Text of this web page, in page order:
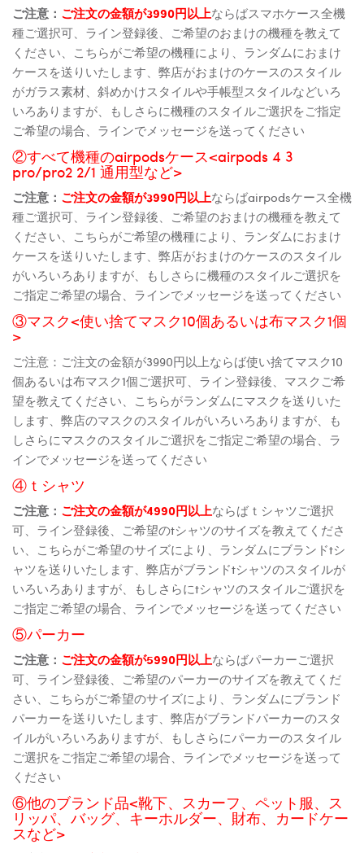
ご注意： ご注文の金額が3990円以上ならばスマホケース全機
種ご選択可、ライン登録後、ご希望のおまけの機種を教えて
ください、こちらがご希望の機種により、ランダムにおまけ
ケースを送りいたします、弊店がおまけのケースのスタイル
がガラス素材、斜めかけスタイルや手帳型スタイルなどいろ
いろありますが、もしさらに機種のスタイルご選択をご指定
ご希望の場合、ラインでメッセージを送ってください
②すべて機種のairpodsケース<airpods 4 3
pro/pro2 2/1 通用型など>
ご注意： ご注文の金額が3990円以上ならばairpodsケース全機
種ご選択可、ライン登録後、ご希望のおまけの機種を教えて
ください、こちらがご希望の機種により、ランダムにおまけ
ケースを送りいたします、弊店がおまけのケースのスタイル
がいろいろありますが、もしさらに機種のスタイルご選択を
ご指定ご希望の場合、ラインでメッセージを送ってください
③マスク<使い捨てマスク10個あるいは布マスク1個
>
ご注意：ご注文の金額が3990円以上ならば使い捨てマスク10
個あるいは布マスク1個ご選択可、ライン登録後、マスクご希
望を教えてください、こちらがランダムにマスクを送りいた
します、弊店のマスクのスタイルがいろいろありますが、も
しさらにマスクのスタイルご選択をご指定ご希望の場合、ラ
インでメッセージを送ってください
④ｔシャツ
ご注意： ご注文の金額が4990円以上ならばｔシャツご選択
可、ライン登録後、ご希望のtシャツのサイズを教えてくださ
い、こちらがご希望のサイズにより、ランダムにブランドtシ
ャツを送りいたします、弊店がブランドtシャツのスタイルが
いろいろありますが、もしさらにtシャツのスタイルご選択を
ご指定ご希望の場合、ラインでメッセージを送ってください
⑤パーカー
ご注意： ご注文の金額が5990円以上ならばパーカーご選択
可、ライン登録後、ご希望のパーカーのサイズを教えてくだ
さい、こちらがご希望のサイズにより、ランダムにブランド
パーカーを送りいたします、弊店がブランドパーカーのスタ
イルがいろいろありますが、もしさらにパーカーのスタイル
ご選択をご指定ご希望の場合、ラインでメッセージを送って
ください
⑥他のブランド品<靴下、スカーフ、ペット服、ス
リッパ、バッグ、キーホルダー、財布、カードケー
スなど>